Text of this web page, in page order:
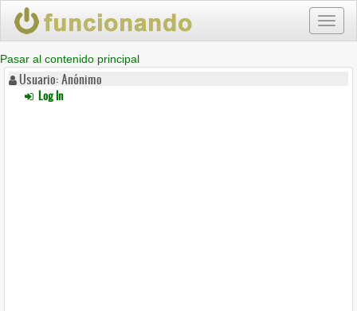
Pasar al contenido principal
Usuario: Anónimo
Log In